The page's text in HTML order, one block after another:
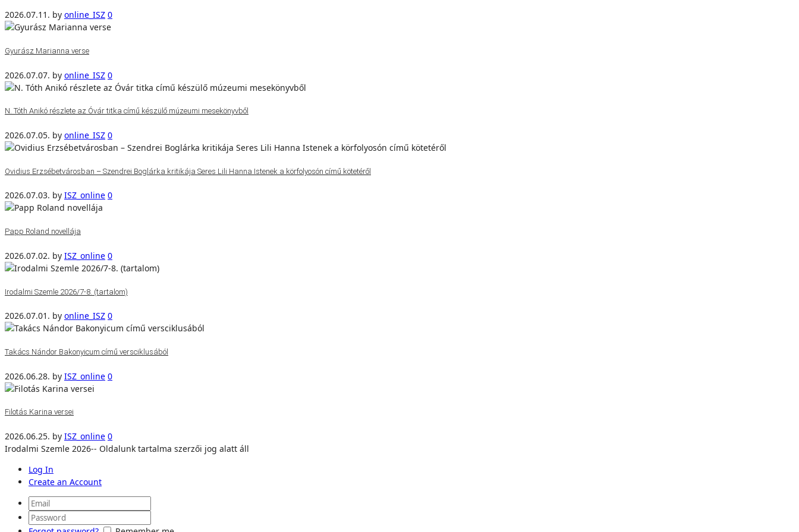
2026.07.11. by online_ISZ 0
Gyurász Marianna verse
2026.07.07. by online_ISZ 0
N. Tóth Anikó részlete az Óvár titka című készülő múzeumi mesekönyvből
2026.07.05. by online_ISZ 0
Ovidius Erzsébetvárosban – Szendrei Boglárka kritikája Seres Lili Hanna Istenek a körfolyosón című kötetéről
2026.07.03. by ISZ_online 0
Papp Roland novellája
2026.07.02. by ISZ_online 0
Irodalmi Szemle 2026/7-8. (tartalom)
2026.07.01. by online_ISZ 0
Takács Nándor Bakonyicum című versciklusából
2026.06.28. by ISZ_online 0
Filotás Karina versei
2026.06.25. by ISZ_online 0
Irodalmi Szemle 2026-- Oldalunk tartalma szerzői jog alatt áll
Log In
Create an Account